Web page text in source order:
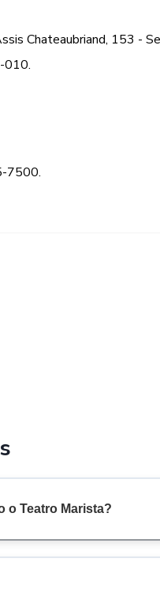
Chateaubriand, 153 -
010.
7500.
o Teatro Marista?